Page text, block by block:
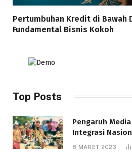
Pertumbuhan Kredit di Bawah
Fundamental Bisnis Kokoh
Top Posts
Pengaruh
Integrasi
8 MARET 2023